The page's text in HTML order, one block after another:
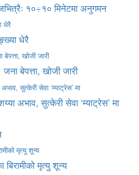
१०÷१० मिनेटमा अनुगमन
धेरै
बेपत्ता, खोजी जारी
अभाव, सुत्केरी सेवा ‘म्याट्रेस’ मा
मृत्यु शून्य